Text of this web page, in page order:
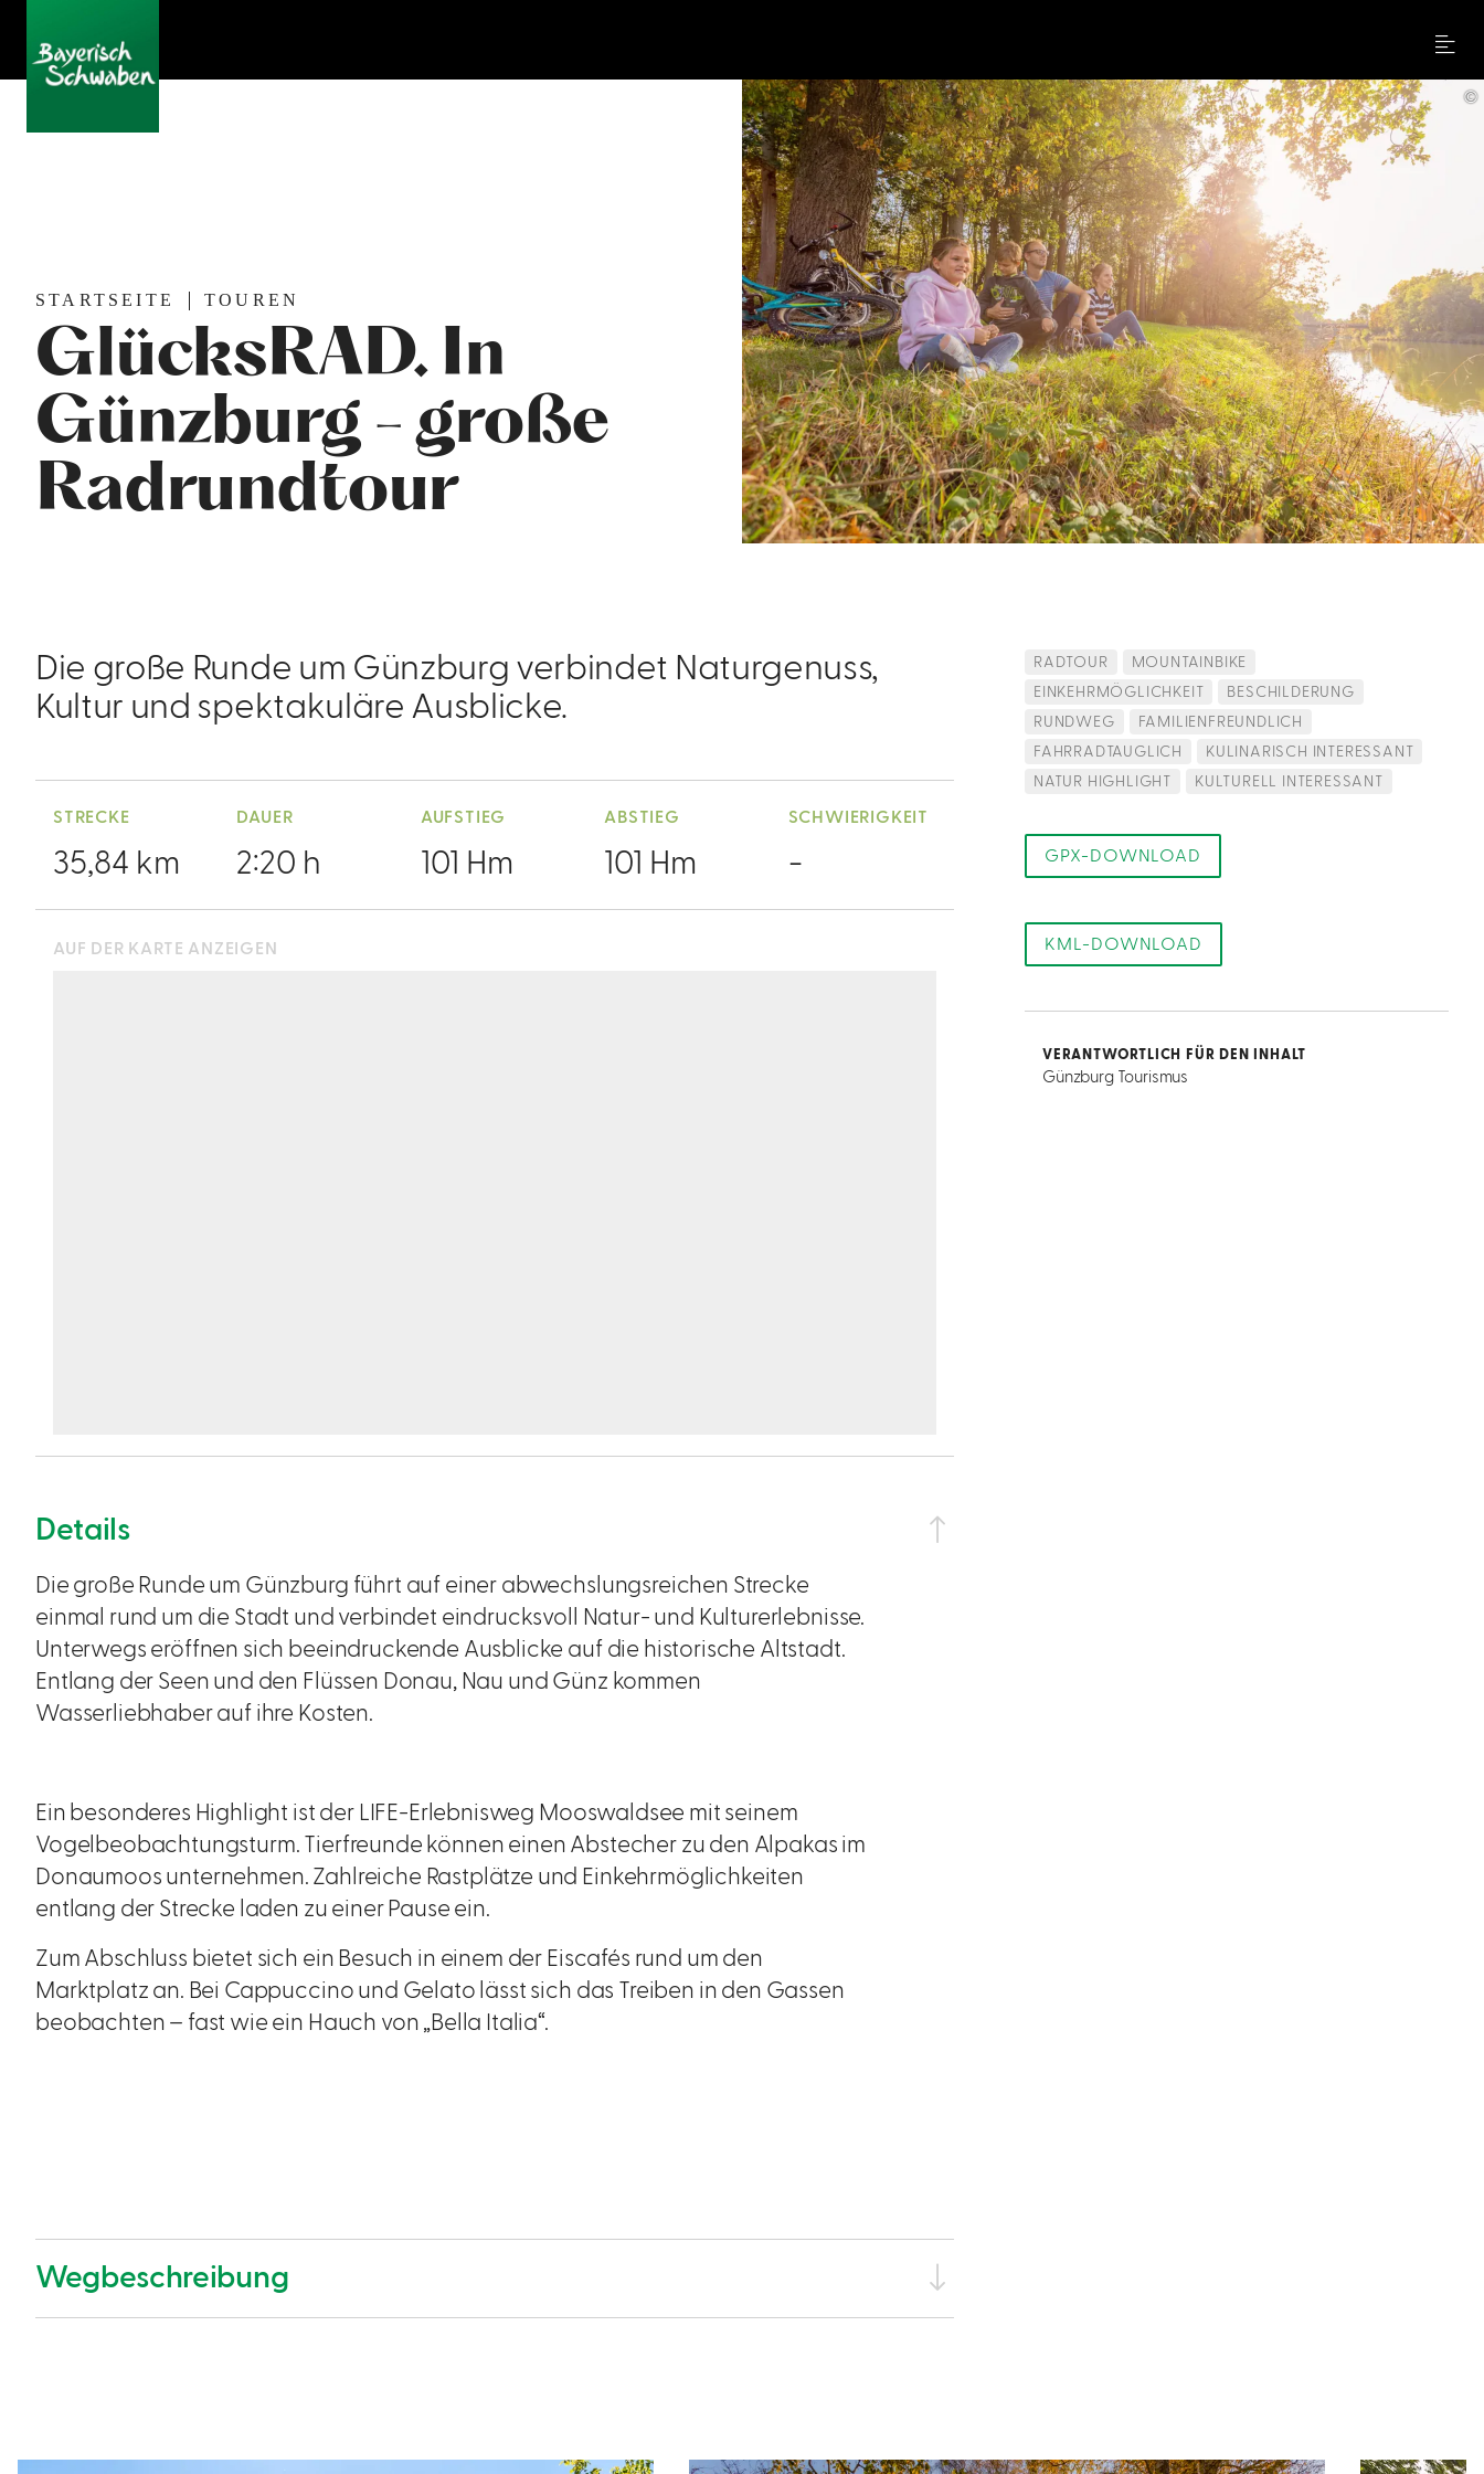
Menu
STARTSEITE TOUREN
GlücksRAD. In
Günzburg - große
Radrundtour
©
Die große Runde um Günzburg verbindet Naturgenuss,
Kultur und spektakuläre Ausblicke.
STRECKE
35,84 km
DAUER
2:20 h
AUFSTIEG
101 Hm
ABSTIEG
101 Hm
SCHWIERIGKEIT
-
AUF DER KARTE ANZEIGEN
Details
Die große Runde um Günzburg führt auf einer abwechslungsreichen Strecke
einmal rund um die Stadt und verbindet eindrucksvoll Natur- und Kulturerlebnisse.
Unterwegs eröffnen sich beeindruckende Ausblicke auf die historische Altstadt.
Entlang der Seen und den Flüssen Donau, Nau und Günz kommen
Wasserliebhaber auf ihre Kosten.
Ein besonderes Highlight ist der LIFE-Erlebnisweg Mooswaldsee mit seinem
Vogelbeobachtungsturm. Tierfreunde können einen Abstecher zu den Alpakas im
Donaumoos unternehmen. Zahlreiche Rastplätze und Einkehrmöglichkeiten
entlang der Strecke laden zu einer Pause ein.
Zum Abschluss bietet sich ein Besuch in einem der Eiscafés rund um den
Marktplatz an. Bei Cappuccino und Gelato lässt sich das Treiben in den Gassen
beobachten – fast wie ein Hauch von „Bella Italia“.
Wegbeschreibung
RADTOUR
MOUNTAINBIKE
EINKEHRMÖGLICHKEIT
BESCHILDERUNG
RUNDWEG
FAMILIENFREUNDLICH
FAHRRADTAUGLICH
KULINARISCH INTERESSANT
NATUR HIGHLIGHT
KULTURELL INTERESSANT
GPX-DOWNLOAD
KML-DOWNLOAD
VERANTWORTLICH FÜR DEN INHALT
Günzburg Tourismus